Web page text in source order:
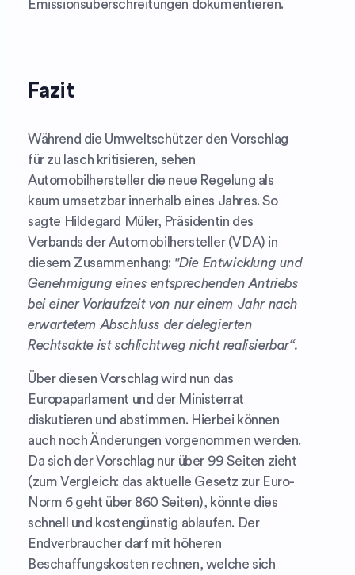
Emissionsüberschreitungen dokumentieren.
Fazit
Während die Umweltschützer den Vorschlag
für zu lasch kritisieren, sehen
Automobilhersteller die neue Regelung als
kaum umsetzbar innerhalb eines Jahres. So
sagte Hildegard Müler, Präsidentin des
Verbands der Automobilhersteller (VDA) in
diesem Zusammenhang: "Die Entwicklung und
Genehmigung eines entsprechenden Antriebs
bei einer Vorlaufzeit von nur einem Jahr nach
erwartetem Abschluss der delegierten
Rechtsakte ist schlichtweg nicht realisierbar“.
Über diesen Vorschlag wird nun das
Europaparlament und der Ministerrat
diskutieren und abstimmen. Hierbei können
auch noch Änderungen vorgenommen werden.
Da sich der Vorschlag nur über 99 Seiten zieht
(zum Vergleich: das aktuelle Gesetz zur Euro-
Norm 6 geht über 860 Seiten), könnte dies
schnell und kostengünstig ablaufen. Der
Endverbraucher darf mit höheren
Beschaffungskosten rechnen, welche sich